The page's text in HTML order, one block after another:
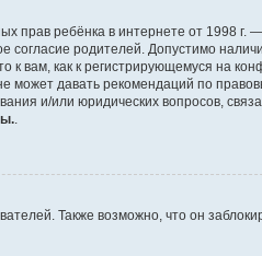
прав ребёнка в интернете от 1998
родителей. Допустимо
вам, как к регистрирующемуся на
давать рекомендаций по
и/или юридических вопросов,
.
Также возможно, что он